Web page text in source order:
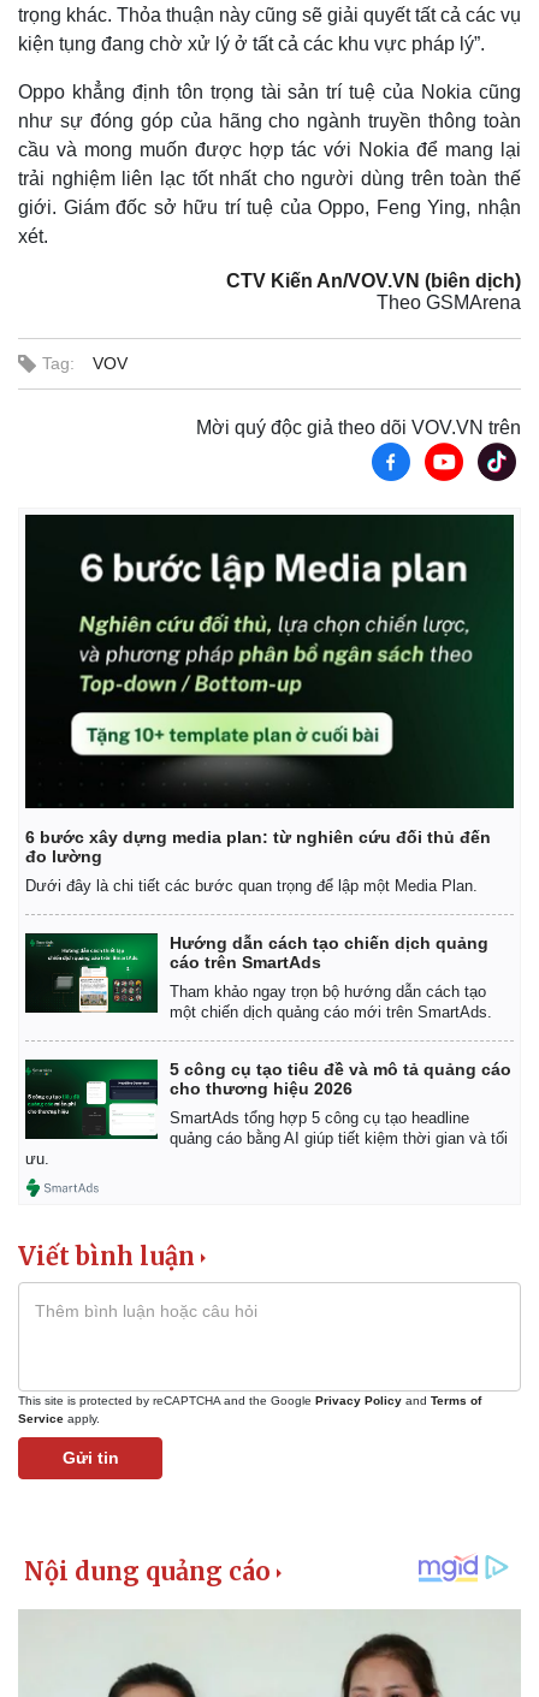
Cuộc sống đó đây
trọng khác. Thỏa thuận này cũng sẽ giải quyết tất cả các vụ
kiện tụng đang chờ xử lý ở tất cả các khu vực pháp lý”.
Oppo khẳng định tôn trọng tài sản trí tuệ của Nokia cũng
như sự đóng góp của hãng cho ngành truyền thông toàn
cầu và mong muốn được hợp tác với Nokia để mang lại
trải nghiệm liên lạc tốt nhất cho người dùng trên toàn thế
giới. Giám đốc sở hữu trí tuệ của Oppo, Feng Ying, nhận
xét.
CTV Kiến An/VOV.VN (biên dịch)
Theo GSMArena
Tag: VOV
Mời quý độc giả theo dõi VOV.VN trên
6 bước xây dựng media plan: từ nghiên cứu đối thủ đến
đo lường
Dưới đây là chi tiết các bước quan trọng để lập một Media Plan.
Hướng dẫn cách tạo chiến dịch quảng
cáo trên SmartAds
Tham khảo ngay trọn bộ hướng dẫn cách tạo
một chiến dịch quảng cáo mới trên SmartAds.
5 công cụ tạo tiêu đề và mô tả quảng cáo
cho thương hiệu 2026
SmartAds tổng hợp 5 công cụ tạo headline
quảng cáo bằng AI giúp tiết kiệm thời gian và tối
ưu.
Viết bình luận
This site is protected by reCAPTCHA and the Google Privacy Policy and Terms of
Service apply.
Gửi tin